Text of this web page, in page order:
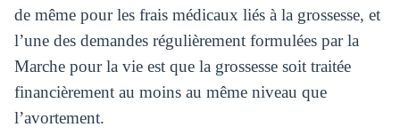
de même pour les frais médicaux liés à la grossesse, et
l’une des demandes régulièrement formulées par la
Marche pour la vie est que la grossesse soit traitée
financièrement au moins au même niveau que
l’avortement.